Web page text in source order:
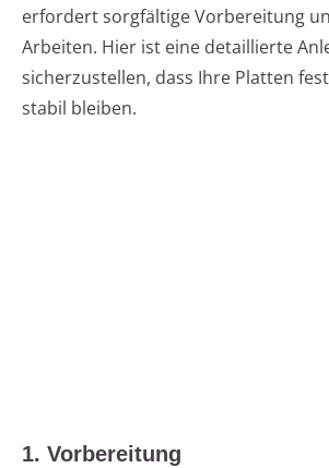
erfordert sorgfältige Vorbereitung
Arbeiten. Hier ist eine detaillierte
sicherzustellen, dass Ihre Platten
stabil bleiben.
1. Vorbereitung